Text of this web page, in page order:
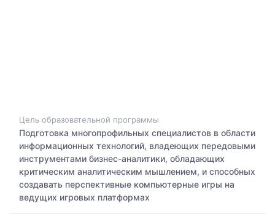
Цель образовательной программы
Подготовка многопрофильных специалистов в области
информационных технологий, владеющих передовыми
инструментами бизнес-аналитики, обладающих
критическим аналитическим мышлением, и способных
создавать перспективные компьютерные игры на
ведущих игровых платформах